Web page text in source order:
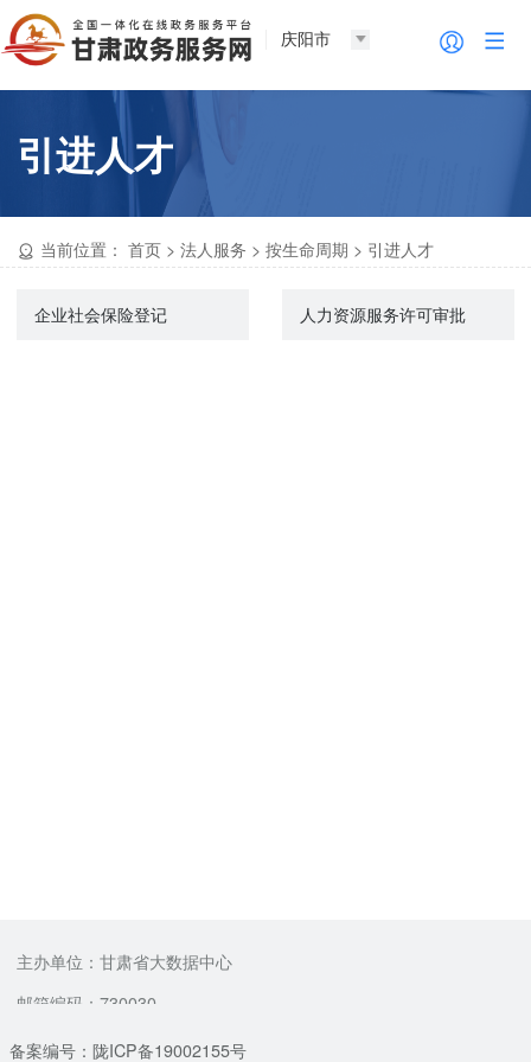
庆阳市
引进人才
当前位置： 首页 >法人服务 >按生命周期 > 引进人才
企业社会保险登记 人力资源服务许可审批
主办单位：甘肃省大数据中心
邮箱编码：730030
备案编号：陇ICP备19002155号